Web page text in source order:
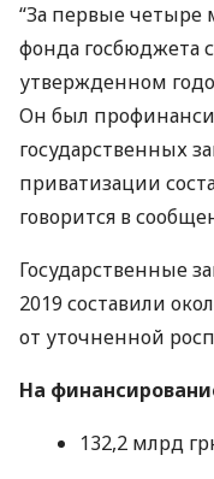
“За первые четыре
фонда госбюджета
утвержденном
Он был
государственных
приватизации
говорится в
Государственные
2019 составили
от уточненной
На
132,2 млрд